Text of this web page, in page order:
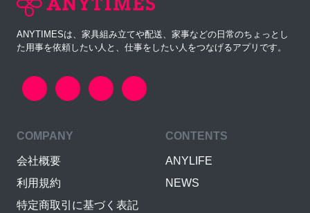
ANYTIMESは、家具組み立てや配送、家事などの日常のちょっとし
た用事を依頼したい人と、仕事をしたい人をつなげるアプリです。
COMPANY
会社概要
利用規約
特定商取引に基づく表記
CONTENTS
ANYLIFE
NEWS